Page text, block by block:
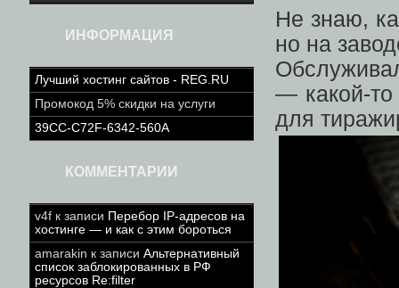
ИНФОРМАЦИЯ
Лучший хостинг сайтов - REG.RU
Промокод 5% скидки на услуги
39CC-C72F-6342-560A
КОММЕНТАРИИ
v4f к записи Перебор IP-адресов на
хостинге — и как с этим бороться
amarakin к записи Альтернативный
список заблокированных в РФ
ресурсов Re:filter
Не знаю,
но на
— какой-то
для